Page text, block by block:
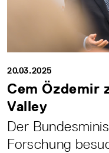
20.03.2025
Cem Özdemir
Valley
Der
Forschung